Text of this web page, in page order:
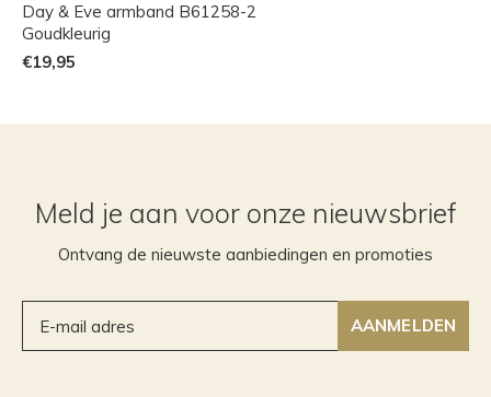
Day & Eve armband B61258-2
Goudkleurig
€19,95
Meld je aan voor onze nieuwsbrief
Ontvang de nieuwste aanbiedingen en promoties
AANMELDEN